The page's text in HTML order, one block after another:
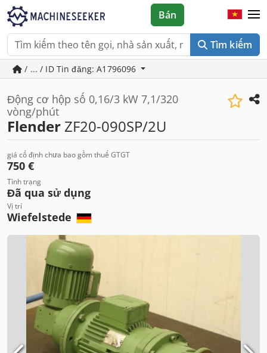
Tìm kiếm
Bán
/ ... / ID Tin đăng: A1796096
Động cơ hộp số 0,16/3 kW 7,1/320
vòng/phút
Flender ZF20-090SP/2U
giá cố định chưa bao gồm thuế GTGT
750 €
Tình trạng
Đã qua sử dụng
Vị trí
Wiefelstede